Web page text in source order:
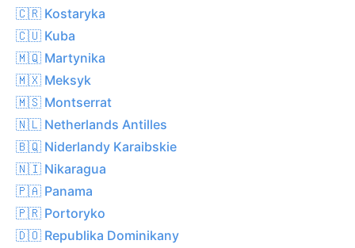
🇨🇷 Kostaryka
🇨🇺 Kuba
🇲🇶 Martynika
🇲🇽 Meksyk
🇲🇸 Montserrat
🇳🇱 Netherlands Antilles
🇧🇶 Niderlandy Karaibskie
🇳🇮 Nikaragua
🇵🇦 Panama
🇵🇷 Portoryko
🇩🇴 Republika Dominikany